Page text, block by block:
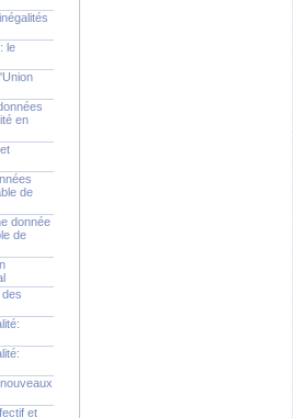
le
en
de
donnée
de
et